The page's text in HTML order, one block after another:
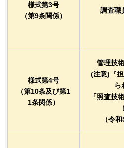
様式第3号
（第9条関係）
調査職
様式第4号
（第10条及び第1
1条関係）
管理技
(注意)『
ら
「照査技
（令